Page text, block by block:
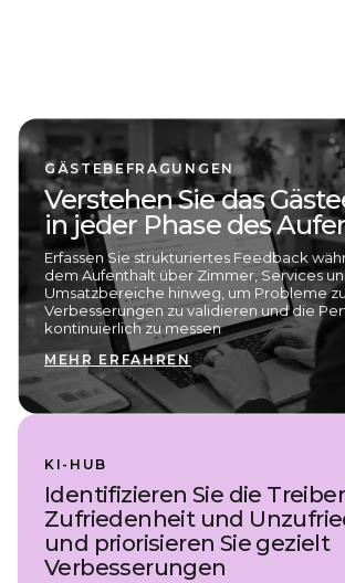
GÄSTEBEFRAGUNGEN
Verstehen Sie das
in jeder Phase des
Erfassen Sie strukturiertes Feedback
dem Aufenthalt über Zimmer, Services
Umsatzbereiche hinweg, um Probleme
Verbesserungen zu validieren und die
kontinuierlich zu messen
MEHR ERFAHREN
KI-HUB
Identifizieren Sie die
Zufriedenheit und
und priorisieren Sie gezielt
Verbesserungen